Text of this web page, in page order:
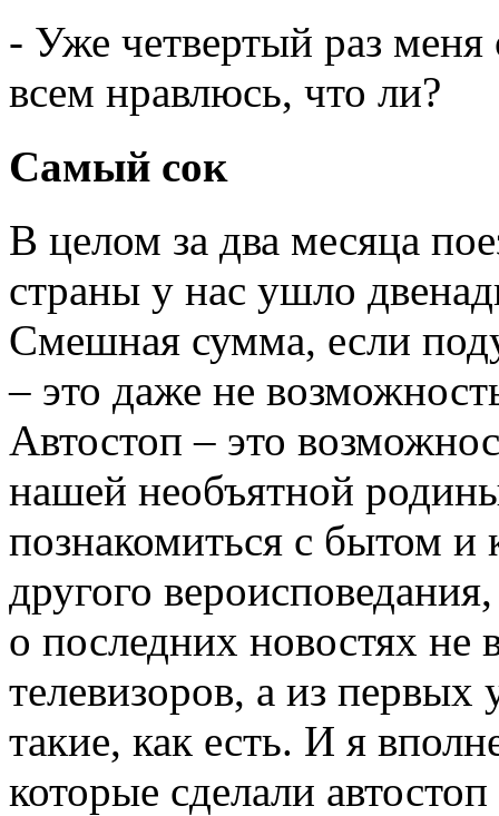
- Уже четвертый раз меня
всем нравлюсь, что ли?
Самый сок
В целом за два месяца
страны у нас ушло
Смешная сумма, если
– это даже не
Автостоп – это
нашей необъятной
познакомиться с бытом и
другого
о последних новостях не
телевизоров, а из
такие, как есть. И я
которые сделали